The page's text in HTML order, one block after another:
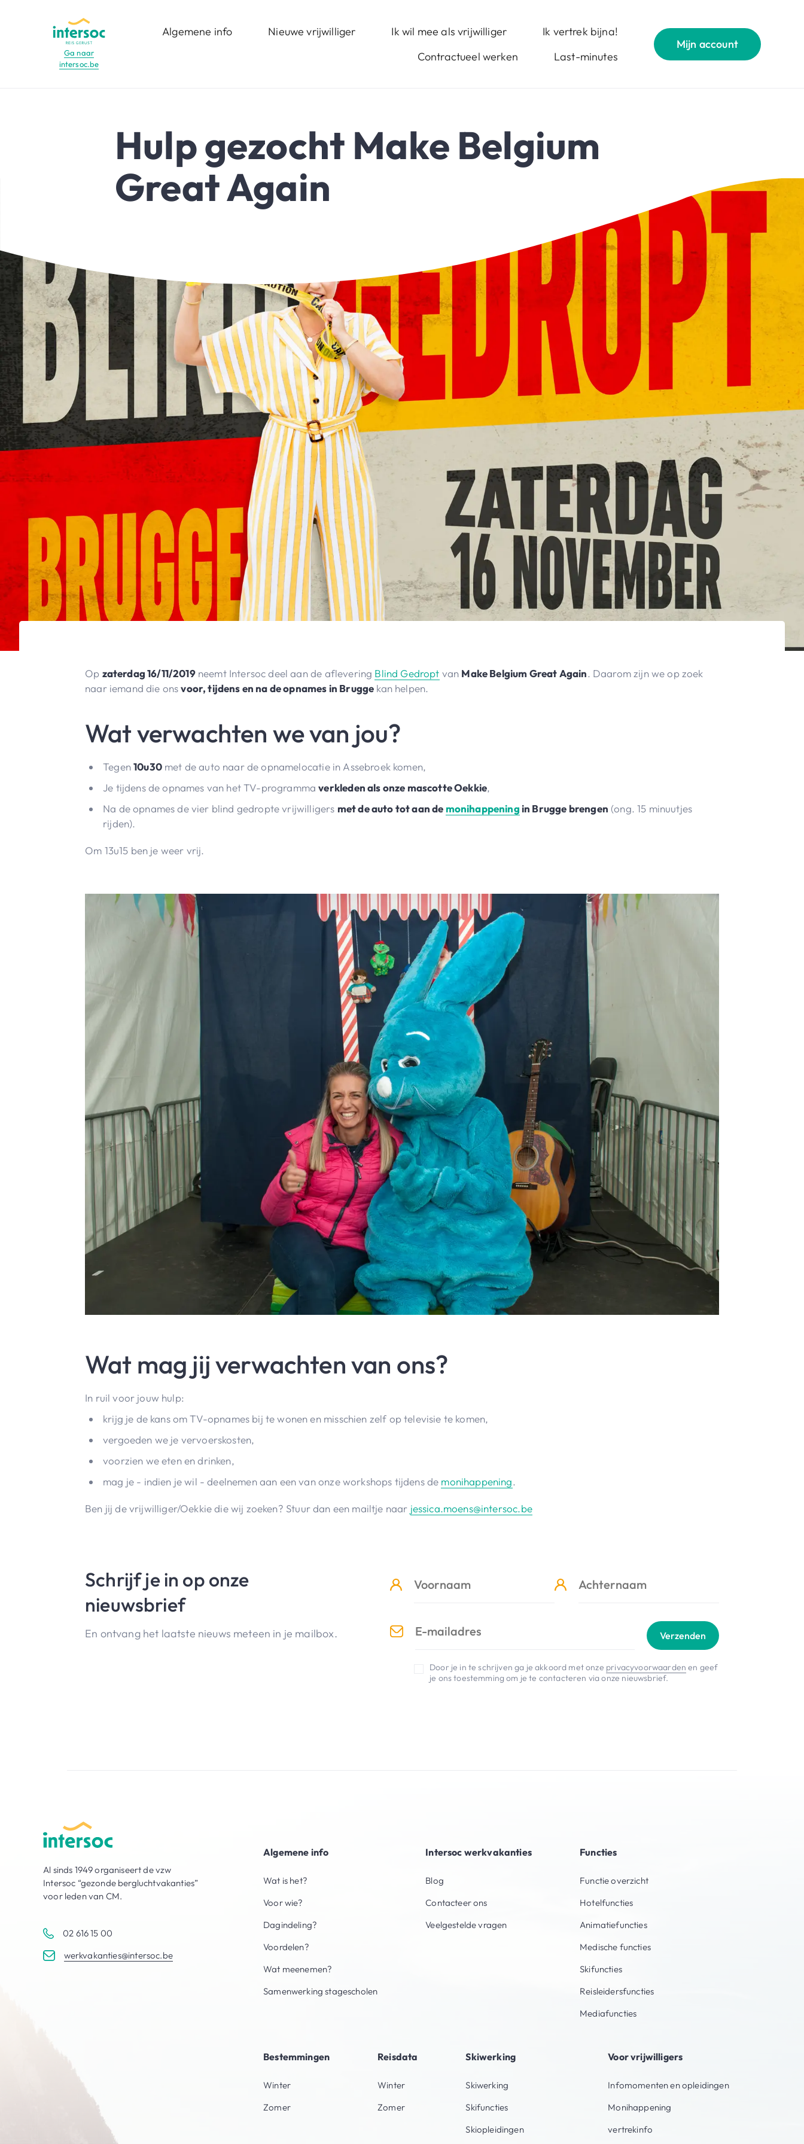
Ga naar
intersoc.be
Algemene info
Functies
Bestemmingen
Reisdata
Dagindeling
Voordelen?
Wat meenemen?
Samenwerking stagescholen
Nieuwe vrijwilliger Ik wil mee als vrijwilliger
Ik vertrek bijna!
Contractueel werken
Last-minutes
Mijn account
Hulp gezocht Make Belgium
Great Again
Op zaterdag 16/11/2019neemt Intersoc deel aan de aflevering Blind Gedropt van Make Belgium Great Again. Daarom zijn we op zoek
naar iemand die onsvoor, tijdens en na de opnames in Brugge kan helpen.
Wat verwachten we van jou?
Tegen10u30met de auto naar de opnamelocatie in Assebroek komen,
Je tijdens de opnames van het TV-programmaverkleden als onze mascotte Oekkie,
Na de opnames de vier blind gedropte vrijwilligers met de auto tot aan de monihappening in Brugge brengen (ong. 15 minuutjes
rijden).
Om 13u15 ben je weer vrij.
Wat mag jij verwachten van ons?
In ruil voor jouw hulp:
krijg je de kans om TV-opnames bij te wonen en misschien zelf op televisie te komen,
vergoeden we je vervoerskosten,
voorzien we eten en drinken,
mag je - indien je wil - deelnemen aan een van onze workshops tijdens de monihappening.
Ben jij de vrijwilliger/Oekkie die wij zoeken? Stuur dan een mailtje naar jessica.moens@intersoc.be
Schrijf je in op onze
nieuwsbrief
En ontvang het laatste nieuws meteen in je mailbox. Verzenden
Door je in te schrijven ga je akkoord met onze privacyvoorwaarden en geef
je ons toestemming om je te contacteren via onze nieuwsbrief.
Al sinds 1949 organiseert de vzw
Intersoc “gezonde bergluchtvakanties”
voor leden van CM.
02 616 15 00
werkvakanties@intersoc.be
Algemene info
Wat is het?
Voor wie?
Dagindeling?
Voordelen?
Wat meenemen?
Samenwerking stagescholen
Intersoc werkvakanties
Blog
Contacteer ons
Veelgestelde vragen
Functies
Functie overzicht
Hotelfuncties
Animatiefuncties
Medische functies
Skifuncties
Reisleidersfuncties
Mediafuncties
Bestemmingen
Winter
Zomer
Reisdata
Winter
Zomer
Skiwerking
Skiwerking
Skifuncties
Skiopleidingen
Voor vrijwilligers
Infomomenten en opleidingen
Monihappening
vertrekinfo